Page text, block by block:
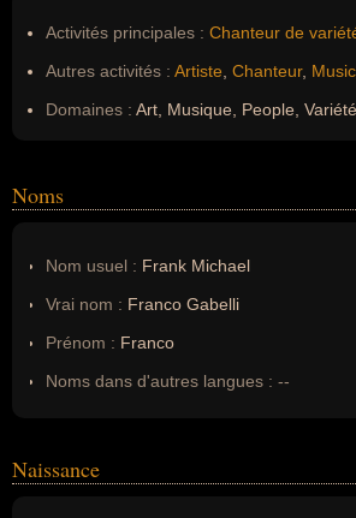
Activités principales : Chanteur de
Autres activités : Artiste Chanteur,
Domaines : Art, Musique, People,
Noms
Nom usuel : Frank Michael
Vrai nom : Franco Gabelli
Prénom : Franco
Noms dans d'autres langues : --
Nom de famille :Gabelli
Naissance